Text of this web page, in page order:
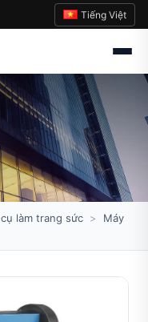
Tiếng Việt
làm trang sức >
Máy